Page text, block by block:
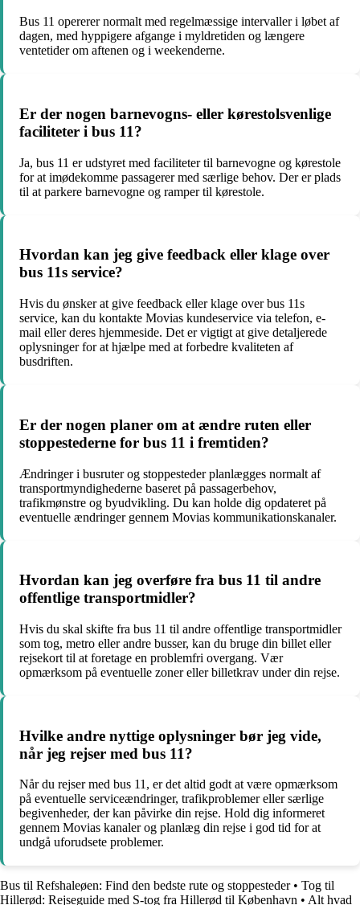
Bus 11 opererer normalt med regelmæssige intervaller i løbet af
dagen, med hyppigere afgange i myldretiden og længere
ventetider om aftenen og i weekenderne.
Er der nogen barnevogns- eller kørestolsvenlige
faciliteter i bus 11?
Ja, bus 11 er udstyret med faciliteter til barnevogne og kørestole
for at imødekomme passagerer med særlige behov. Der er plads
til at parkere barnevogne og ramper til kørestole.
Hvordan kan jeg give feedback eller klage over
bus 11s service?
Hvis du ønsker at give feedback eller klage over bus 11s
service, kan du kontakte Movias kundeservice via telefon, e-
mail eller deres hjemmeside. Det er vigtigt at give detaljerede
oplysninger for at hjælpe med at forbedre kvaliteten af
busdriften.
Er der nogen planer om at ændre ruten eller
stoppestederne for bus 11 i fremtiden?
Ændringer i busruter og stoppesteder planlægges normalt af
transportmyndighederne baseret på passagerbehov,
trafikmønstre og byudvikling. Du kan holde dig opdateret på
eventuelle ændringer gennem Movias kommunikationskanaler.
Hvordan kan jeg overføre fra bus 11 til andre
offentlige transportmidler?
Hvis du skal skifte fra bus 11 til andre offentlige transportmidler
som tog, metro eller andre busser, kan du bruge din billet eller
rejsekort til at foretage en problemfri overgang. Vær
opmærksom på eventuelle zoner eller billetkrav under din rejse.
Hvilke andre nyttige oplysninger bør jeg vide,
når jeg rejser med bus 11?
Når du rejser med bus 11, er det altid godt at være opmærksom
på eventuelle serviceændringer, trafikproblemer eller særlige
begivenheder, der kan påvirke din rejse. Hold dig informeret
gennem Movias kanaler og planlæg din rejse i god tid for at
undgå uforudsete problemer.
Bus til Refshaleøen: Find den bedste rute og stoppesteder• Tog til
Hillerød: Rejseguide med S-tog fra Hillerød til København • Alt hvad